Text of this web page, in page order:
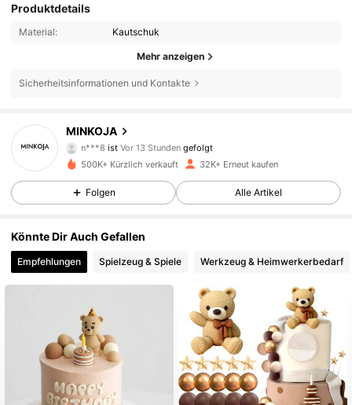
Produktdetails
Material: Kautschuk
Mehr anzeigen
Sicherheitsinformationen und Kontakte
MINKOJA
n***8ist Vor 13 Stunden
m***k ist am Durchsuchen
4,71
5K Follower
4,71 5K Follower
4,71 5K Follower
4,71 5K Follower
500K+ Kürzlich verkauft 32K+ Erneut kaufen
Folgen Alle Artikel
Könnte Dir Auch Gefallen
Empfehlungen Spielzeug & Spiele Werkzeug & Heimwerkerbedarf